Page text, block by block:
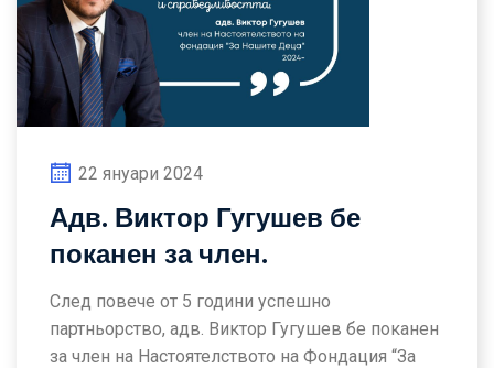
22 януари 2024
Адв. Виктор Гугушев бе
поканен за член.
След повече от 5 години успешно
партньорство, адв. Виктор Гугушев бе поканен
за член на Настоятелството на Фондация “За